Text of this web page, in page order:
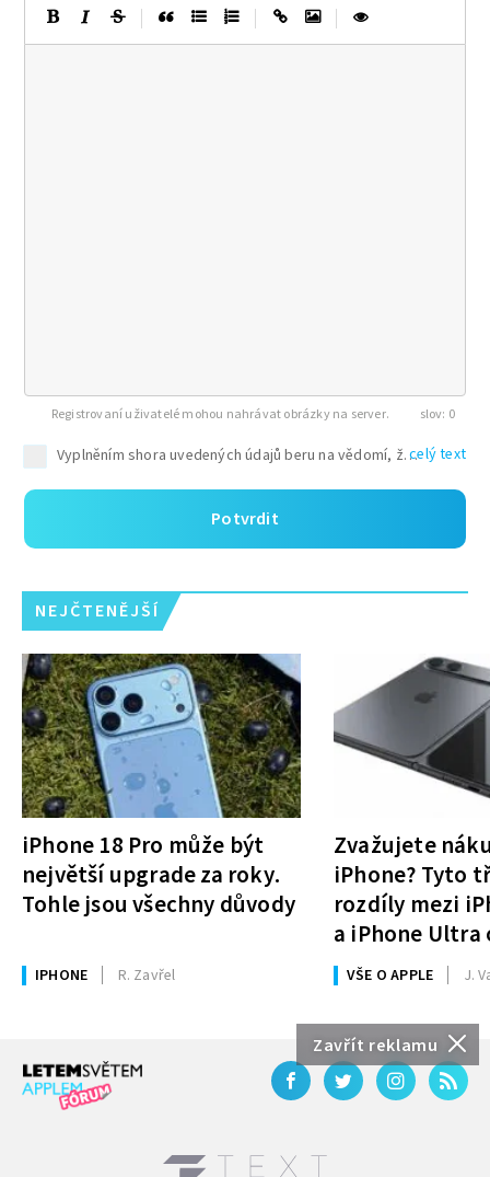
Zavřít reklamu
Registrovaní uživatelé mohou nahrávat obrázky na server. 0
celý text
Potvrdit
NEJČTENĚJŠÍ
iPhone 18 Pro může být
největší upgrade za roky.
Tohle jsou všechny důvody
IPHONE R. Zavřel
Zvažujete
iPhone? Tyto
rozdíly mezi
a iPhone Ultra
rozhodnutí
VŠE O APPLE J.